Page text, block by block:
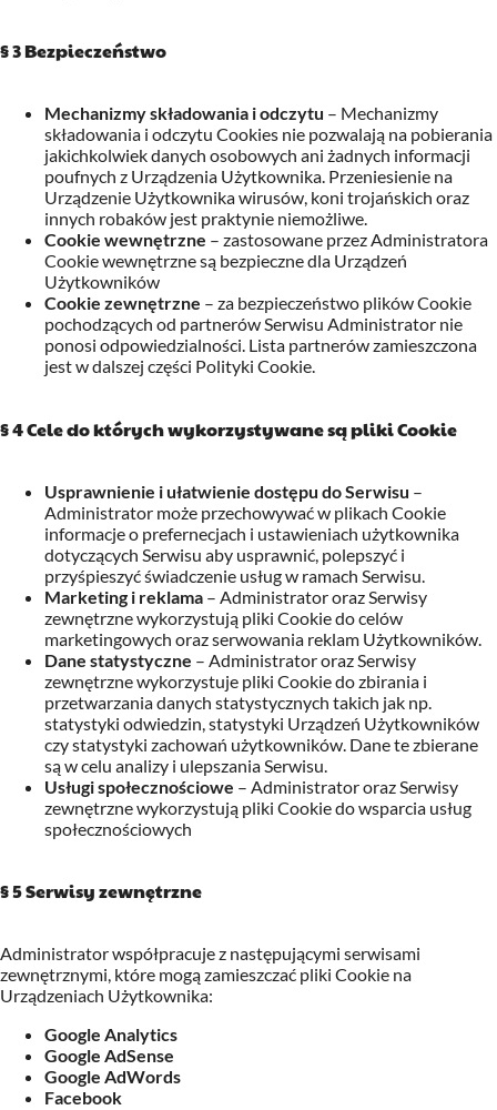
§ 3 Bezpieczeństwo
Mechanizmy składowania i odczytu – Mechanizmy
składowania i odczytu Cookies nie pozwalają na pobierania
jakichkolwiek danych osobowych ani żadnych informacji
poufnych z Urządzenia Użytkownika. Przeniesienie na
Urządzenie Użytkownika wirusów, koni trojańskich oraz
innych robaków jest praktynie niemożliwe.
Cookie wewnętrzne – zastosowane przez Administratora
Cookie wewnętrzne są bezpieczne dla Urządzeń
Użytkowników
Cookie zewnętrzne – za bezpieczeństwo plików Cookie
pochodzących od partnerów Serwisu Administrator nie
ponosi odpowiedzialności. Lista partnerów zamieszczona
jest w dalszej części Polityki Cookie.
§ 4 Cele do których wykorzystywane są pliki Cookie
Usprawnienie i ułatwienie dostępu do Serwisu –
Administrator może przechowywać w plikach Cookie
informacje o prefernecjach i ustawieniach użytkownika
dotyczących Serwisu aby usprawnić, polepszyć i
przyśpieszyć świadczenie usług w ramach Serwisu.
Marketing i reklama – Administratororaz Serwisy
zewnętrznewykorzystują pliki Cookie do celów
marketingowych oraz serwowania reklam Użytkowników.
Dane statystyczne – Administratororaz Serwisy
zewnętrznewykorzystuje pliki Cookie do zbirania i
przetwarzania danych statystycznych takich jak np.
statystyki odwiedzin, statystyki Urządzeń Użytkowników
czy statystyki zachowań użytkowników. Dane te zbierane
są w celu analizy i ulepszania Serwisu.
Usługi społecznościowe – Administratororaz Serwisy
zewnętrznewykorzystują pliki Cookie do wsparcia usług
społecznościowych
§ 5 Serwisy zewnętrzne
Administrator współpracuje z następującymi serwisami
zewnętrznymi, które mogą zamieszczać pliki Cookie na
Urządzeniach Użytkownika:
Google Analytics
Google AdSense
Google AdWords
Facebook